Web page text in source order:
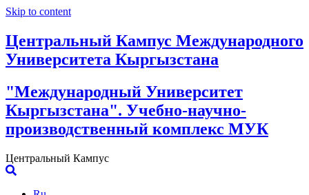
Skip to content
Центральный Кампус Международного
Университета Кыргызстана
"Международный Университет
Кыргызстана". Учебно-научно-
производственный комплекс МУК
Центральный Кампус